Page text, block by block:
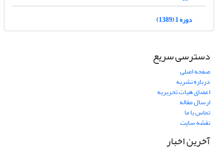
دوره 1 (1389)
دسترسی سریع
صفحه اصلی
درباره نشریه
اعضای هیات تحریریه
ارسال مقاله
تماس با ما
نقشه سایت
آخرین اخبار